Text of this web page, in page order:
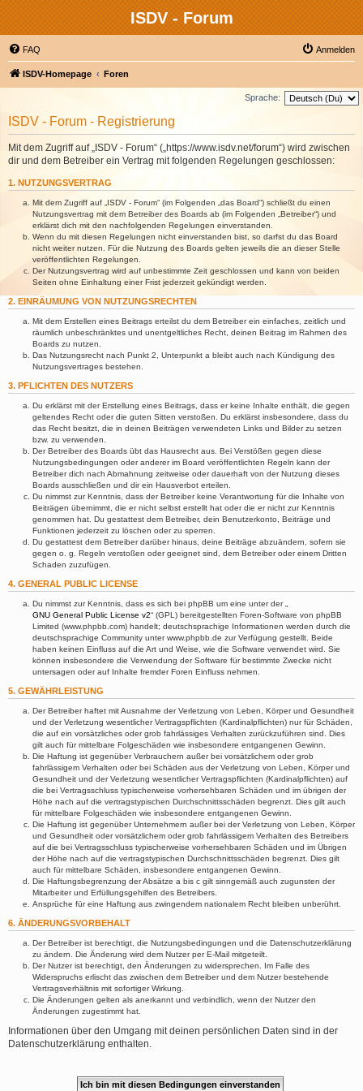
ISDV - Forum
FAQ Anmelden
ISDV-Homepage Foren
Sprache:
ISDV - Forum - Registrierung
Mit dem Zugriff auf „ISDV - Forum“ („https://www.isdv.net/forum“) wird zwischen
dir und dem Betreiber ein Vertrag mit folgenden Regelungen geschlossen:
1. NUTZUNGSVERTRAG
Mit dem Zugriff auf „ISDV - Forum“ (im Folgenden „das Board“) schließt du einen
Nutzungsvertrag mit dem Betreiber des Boards ab (im Folgenden „Betreiber“) und
erklärst dich mit den nachfolgenden Regelungen einverstanden.
Wenn du mit diesen Regelungen nicht einverstanden bist, so darfst du das Board
nicht weiter nutzen. Für die Nutzung des Boards gelten jeweils die an dieser Stelle
veröffentlichten Regelungen.
Der Nutzungsvertrag wird auf unbestimmte Zeit geschlossen und kann von beiden
Seiten ohne Einhaltung einer Frist jederzeit gekündigt werden.
2. EINRÄUMUNG VON NUTZUNGSRECHTEN
Mit dem Erstellen eines Beitrags erteilst du dem Betreiber ein einfaches, zeitlich und
räumlich unbeschränktes und unentgeltliches Recht, deinen Beitrag im Rahmen des
Boards zu nutzen.
Das Nutzungsrecht nach Punkt 2, Unterpunkt a bleibt auch nach Kündigung des
Nutzungsvertrages bestehen.
3. PFLICHTEN DES NUTZERS
Du erklärst mit der Erstellung eines Beitrags, dass er keine Inhalte enthält, die gegen
geltendes Recht oder die guten Sitten verstoßen. Du erklärst insbesondere, dass du
das Recht besitzt, die in deinen Beiträgen verwendeten Links und Bilder zu setzen
bzw. zu verwenden.
Der Betreiber des Boards übt das Hausrecht aus. Bei Verstößen gegen diese
Nutzungsbedingungen oder anderer im Board veröffentlichten Regeln kann der
Betreiber dich nach Abmahnung zeitweise oder dauerhaft von der Nutzung dieses
Boards ausschließen und dir ein Hausverbot erteilen.
Du nimmst zur Kenntnis, dass der Betreiber keine Verantwortung für die Inhalte von
Beiträgen übernimmt, die er nicht selbst erstellt hat oder die er nicht zur Kenntnis
genommen hat. Du gestattest dem Betreiber, dein Benutzerkonto, Beiträge und
Funktionen jederzeit zu löschen oder zu sperren.
Du gestattest dem Betreiber darüber hinaus, deine Beiträge abzuändern, sofern sie
gegen o. g. Regeln verstoßen oder geeignet sind, dem Betreiber oder einem Dritten
Schaden zuzufügen.
4. GENERAL PUBLIC LICENSE
Du nimmst zur Kenntnis, dass es sich bei phpBB um eine unter der „
GNU General Public License v2“ (GPL) bereitgestellten Foren-Software von phpBB
Limited (www.phpbb.com) handelt; deutschsprachige Informationen werden durch die
deutschsprachige Community unter www.phpbb.de zur Verfügung gestellt. Beide
haben keinen Einfluss auf die Art und Weise, wie die Software verwendet wird. Sie
können insbesondere die Verwendung der Software für bestimmte Zwecke nicht
untersagen oder auf Inhalte fremder Foren Einfluss nehmen.
5. GEWÄHRLEISTUNG
Der Betreiber haftet mit Ausnahme der Verletzung von Leben, Körper und Gesundheit
und der Verletzung wesentlicher Vertragspflichten (Kardinalpflichten) nur für Schäden,
die auf ein vorsätzliches oder grob fahrlässiges Verhalten zurückzuführen sind. Dies
gilt auch für mittelbare Folgeschäden wie insbesondere entgangenen Gewinn.
Die Haftung ist gegenüber Verbrauchern außer bei vorsätzlichem oder grob
fahrlässigem Verhalten oder bei Schäden aus der Verletzung von Leben, Körper und
Gesundheit und der Verletzung wesentlicher Vertragspflichten (Kardinalpflichten) auf
die bei Vertragsschluss typischerweise vorhersehbaren Schäden und im übrigen der
Höhe nach auf die vertragstypischen Durchschnittsschäden begrenzt. Dies gilt auch
für mittelbare Folgeschäden wie insbesondere entgangenen Gewinn.
Die Haftung ist gegenüber Unternehmern außer bei der Verletzung von Leben, Körper
und Gesundheit oder vorsätzlichem oder grob fahrlässigem Verhalten des Betreibers
auf die bei Vertragsschluss typischerweise vorhersehbaren Schäden und im Übrigen
der Höhe nach auf die vertragstypischen Durchschnittsschäden begrenzt. Dies gilt
auch für mittelbare Schäden, insbesondere entgangenen Gewinn.
Die Haftungsbegrenzung der Absätze a bis c gilt sinngemäß auch zugunsten der
Mitarbeiter und Erfüllungsgehilfen des Betreibers.
Ansprüche für eine Haftung aus zwingendem nationalem Recht bleiben unberührt.
6. ÄNDERUNGSVORBEHALT
Der Betreiber ist berechtigt, die Nutzungsbedingungen und die Datenschutzerklärung
zu ändern. Die Änderung wird dem Nutzer per E-Mail mitgeteilt.
Der Nutzer ist berechtigt, den Änderungen zu widersprechen. Im Falle des
Widerspruchs erlischt das zwischen dem Betreiber und dem Nutzer bestehende
Vertragsverhältnis mit sofortiger Wirkung.
Die Änderungen gelten als anerkannt und verbindlich, wenn der Nutzer den
Änderungen zugestimmt hat.
Informationen über den Umgang mit deinen persönlichen Daten sind in der
Datenschutzerklärung enthalten.